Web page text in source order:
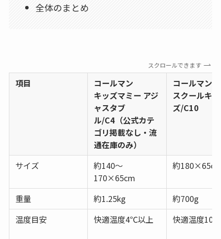
全体のまとめ
スクロールできます
項目
コールマン
キッズマミー アジ
ャスタブ
ル/C4（公式カテ
ゴリ掲載なし・流
通在庫のみ）
コールマン
スクールキッ
ズ/C10
サイズ
約140～
170×65cm
約
重量 約1.25kg
約700g
温度目安
快適温度4℃以上 快適温度